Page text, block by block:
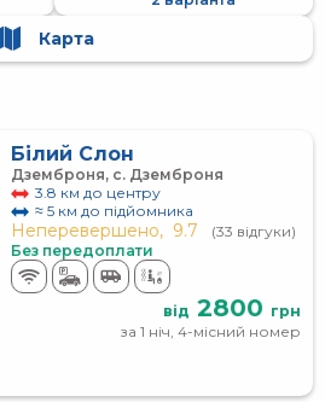
Карта
Білий Слон
Дземброня, с. Дземброня
3.8 км до центру
≈ 5 км до підйомника
Неперевершено, 9.7
(33 відгуки)
Без передоплати
від 2800 грн
за 1 ніч, 4-місний номер